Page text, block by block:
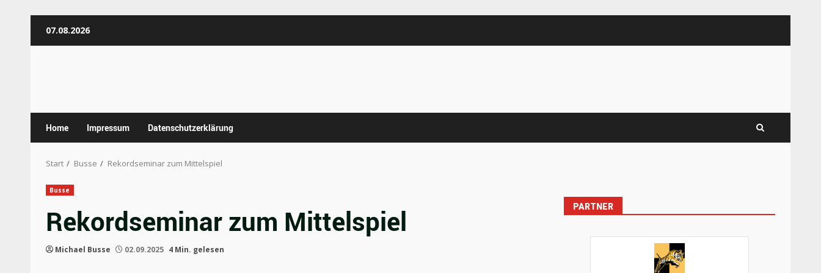
Inhalt07.08.2026
Home Impressum Datenschutzerklärung
Start Busse Rekordseminar zum Mittelspiel
Busse
Rekordseminar zum Mittelspiel
Michael Busse 02.09.2025 4 Min. gelesen
PARTNER